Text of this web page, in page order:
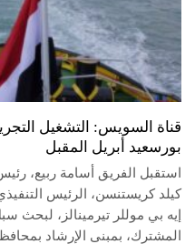
قناة السويس: التشغيل
بورسعيد أبريل المقبل
استقبل الفريق أسامة ربيع،
كيلد كريستنسن، الرئيس
إيه بي موللر تيرمينالز، لبحث
المشترك، بمبنى الإرشاد